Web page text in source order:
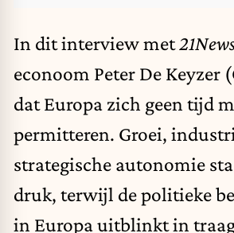
In dit interview met
econoom Peter De Keyzer
dat Europa zich geen tijd
permitteren. Groei,
strategische autonomie
druk, terwijl de politieke
in Europa uitblinkt in